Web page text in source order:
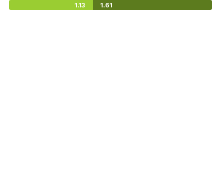
1.13 1.61